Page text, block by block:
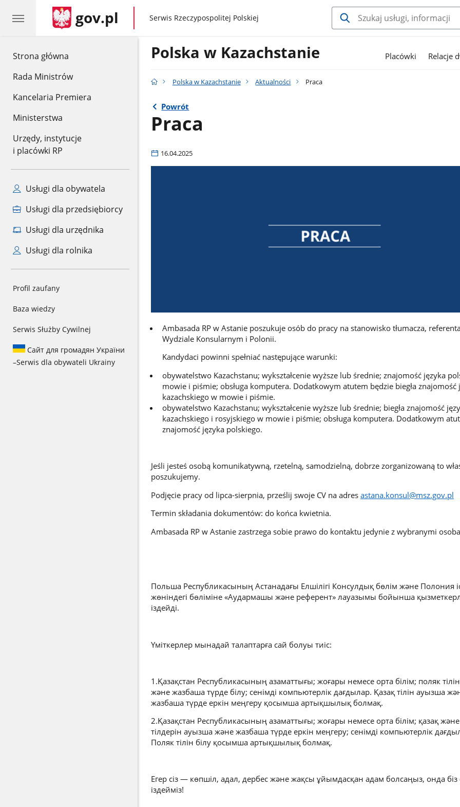
Strona główna
Rada Ministrów
Kancelaria Premiera
Ministerstwa
Urzędy, instytucje
i placówki RP
Usługi dla obywatela
Usługi dla przedsiębiorcy
Usługi dla urzędnika
Usługi dla rolnika
Profil zaufany
Baza wiedzy
Serwis Służby Cywilnej
Сайт для громадян України
–Serwis dla obywateli Ukrainy
gov.pl gov.pl
Serwis Rzeczypospolitej Polskiej
Polska w Kazachstanie Placówki Relacje
Polska w Kazachstanie Aktualności Praca
Powrót
Praca
16.04.2025
Ambasada RP w Astanie poszukuje osób do pracy na stanowisko tłumacza,
Wydziale Konsularnym i Polonii.
Kandydaci powinni spełniać następujące warunki:
obywatelstwo Kazachstanu; wykształcenie wyższe lub średnie; znajomość języka
mowie i piśmie; obsługa komputera. Dodatkowym atutem będzie biegła znajomość
kazachskiego w mowie i piśmie.
obywatelstwo Kazachstanu; wykształcenie wyższe lub średnie; biegła znajomość
kazachskiego i rosyjskiego w mowie i piśmie; obsługa komputera. Dodatkowym
znajomość języka polskiego.
Jeśli jesteś osobą komunikatywną, rzetelną, samodzielną, dobrze zorganizowaną to
poszukujemy.
Podjęcie pracy od lipca-sierpnia, prześlij swoje CV na adres astana.konsul@msz.gov.pl
Termin składania dokumentów: do końca kwietnia.
Ambasada RP w Astanie zastrzega sobie prawo do kontaktu jedynie z wybranymi
Польша Республикасының Астанадағы Елшілігі Консулдық бөлім және Полония
жөніндегі бөліміне «Аудармашы және референт» лауазымы бойынша
іздейді.
Үміткерлер мынадай талаптарға сай болуы тиіс:
1.Қазақстан Республикасының азаматтығы; жоғары немесе орта білім; поляк
және жазбаша түрде білу; сенімді компьютерлік дағдылар. Қазақ тілін ауызша
жазбаша түрде еркін меңгеру қосымша артықшылық болмақ.
2.Қазақстан Республикасының азаматтығы; жоғары немесе орта білім; қазақ
тілдерін ауызша және жазбаша түрде еркін меңгеру; сенімді компьютерлік
Поляк тілін білу қосымша артықшылық болмақ.
Егер сіз — көпшіл, адал, дербес және жақсы ұйымдасқан адам болсаңыз, онда біз
іздейміз!